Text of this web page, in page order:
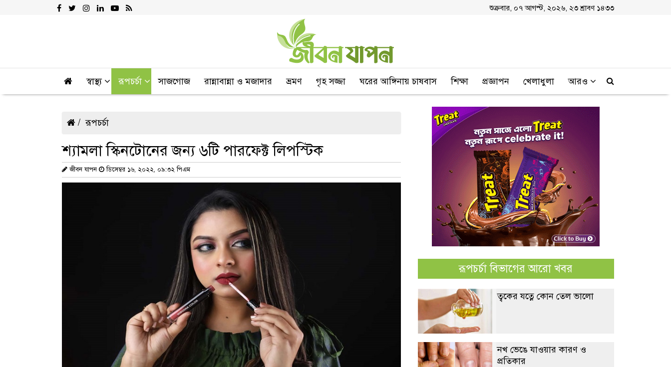
শুক্রবার, ০৭ আগস্ট, ২০২৬, ২৩ শ্রাবণ ১৪৩৩
স্বাস্থ্য রূপচর্চা সাজগোজ রান্নাবান্না ও মজাদার ভ্রমণ গৃহ সজ্জা ঘরের আঙ্গিনায় চাষবাস শিক্ষা প্রজ্ঞাপন খেলাধুলা আরও
রূপচর্চা
শ্যামলা স্কিনটোনের জন্য ৬টি পারফেক্ট লিপস্টিক
জীবন যাপন ডিসেম্বর ১৬, ২০২২, ০৯:৩২ পিএম
রূপচর্চা বিভাগের আরো খবর
ত্বকের যত্নে কোন তেল ভালো
নখ ভেঙে যাওয়ার কারণ ও
প্রতিকার